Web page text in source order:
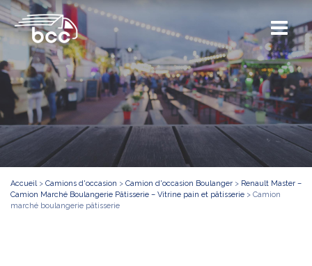
Accueil> Camions d'occasion > Camion d'occasion Boulanger > Renault Master –
Camion Marché Boulangerie Pâtisserie – Vitrine pain et pâtisserie > Camion
marché boulangerie pâtisserie